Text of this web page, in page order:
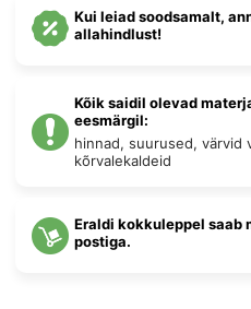
Kui leiad soodsamalt,
allahindlust!
Kõik saidil olevad
eesmärgil:
hinnad, suurused, värvid
kõrvalekaldeid
Eraldi kokkuleppel saab
postiga.